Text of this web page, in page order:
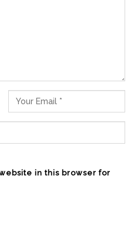
in this browser for